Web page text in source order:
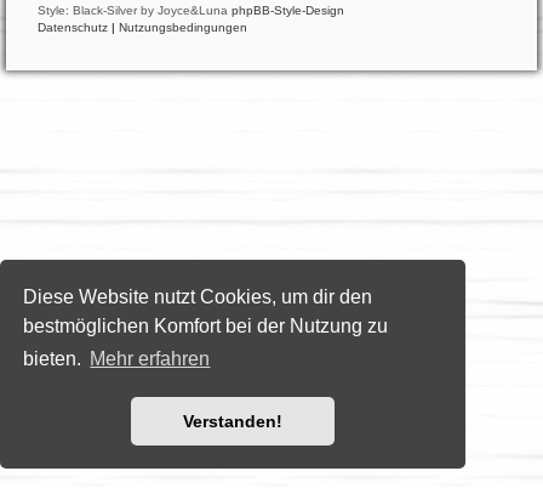
Diese Website nutzt Cookies, um dir den
bestmöglichen Komfort bei der Nutzung zu
bieten. Mehr erfahren
Verstanden!
Style: Black-Silver by Joyce&Luna phpBB-Style-Design
Datenschutz | Nutzungsbedingungen